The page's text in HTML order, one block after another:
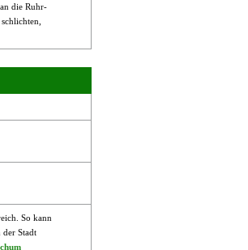
die Ruhr-
So kann
Stadt